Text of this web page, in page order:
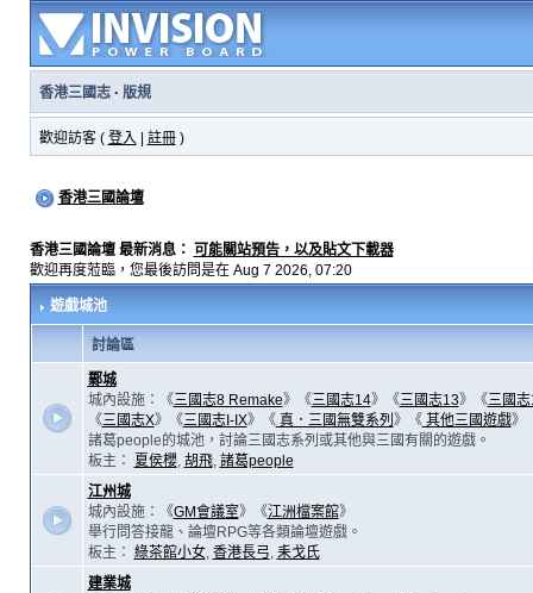
香港三國志· 版規
歡迎訪客 ( 登入 註冊)
香港三國論壇
香港三國論壇 最新消息： 可能關站預告，以及貼文下載器
歡迎再度蒞臨，您最後訪問是在 Aug 7 2026, 07:20
遊戲城池
討論區
鄴城
城內設施：《三國志8 Remake》《三國志14》《三國志13》《三國
《三國志X》《三國志I-IX》《真．三國無雙系列 》《其他三國遊戲》
諸葛people的城池，討論三國志系列或其他與三國有關的遊戲。
板主：
夏侯櫻, 胡飛, 諸葛people
江州城
城內設施：《GM會議室》《江洲檔案館》
舉行問答接龍、論壇RPG等各類論壇遊戲。
板主： 綠茶館小女, 香港長弓, 耒戈氏
建業城